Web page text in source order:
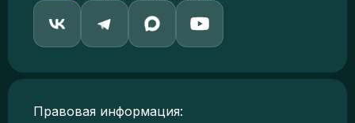
Правовая информация: